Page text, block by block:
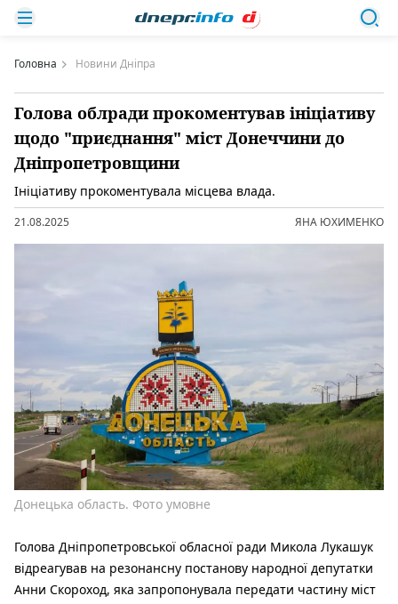
Головна Новини Дніпра
Голова облради прокоментував ініціативу
щодо "приєднання" міст Донеччини до
Дніпропетровщини
Ініціативу прокоментувала місцева влада.
21.08.2025 ЯНА ЮХИМЕНКО
Донецька область. Фото умовне
Голова Дніпропетровської обласної ради Микола Лукашук
відреагував на резонансну постанову народної депутатки
Анни Скороход, яка запропонувала передати частину міст